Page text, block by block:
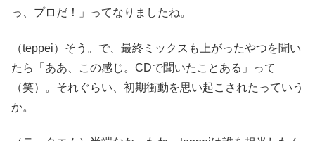
っ、プロだ！」ってなりましたね。
（teppei）そう。で、最終ミックスも上がったやつを聞い
たら「ああ、この感じ。CDで聞いたことある」って
（笑）。それぐらい、初期衝動を思い起こされたっていう
か。